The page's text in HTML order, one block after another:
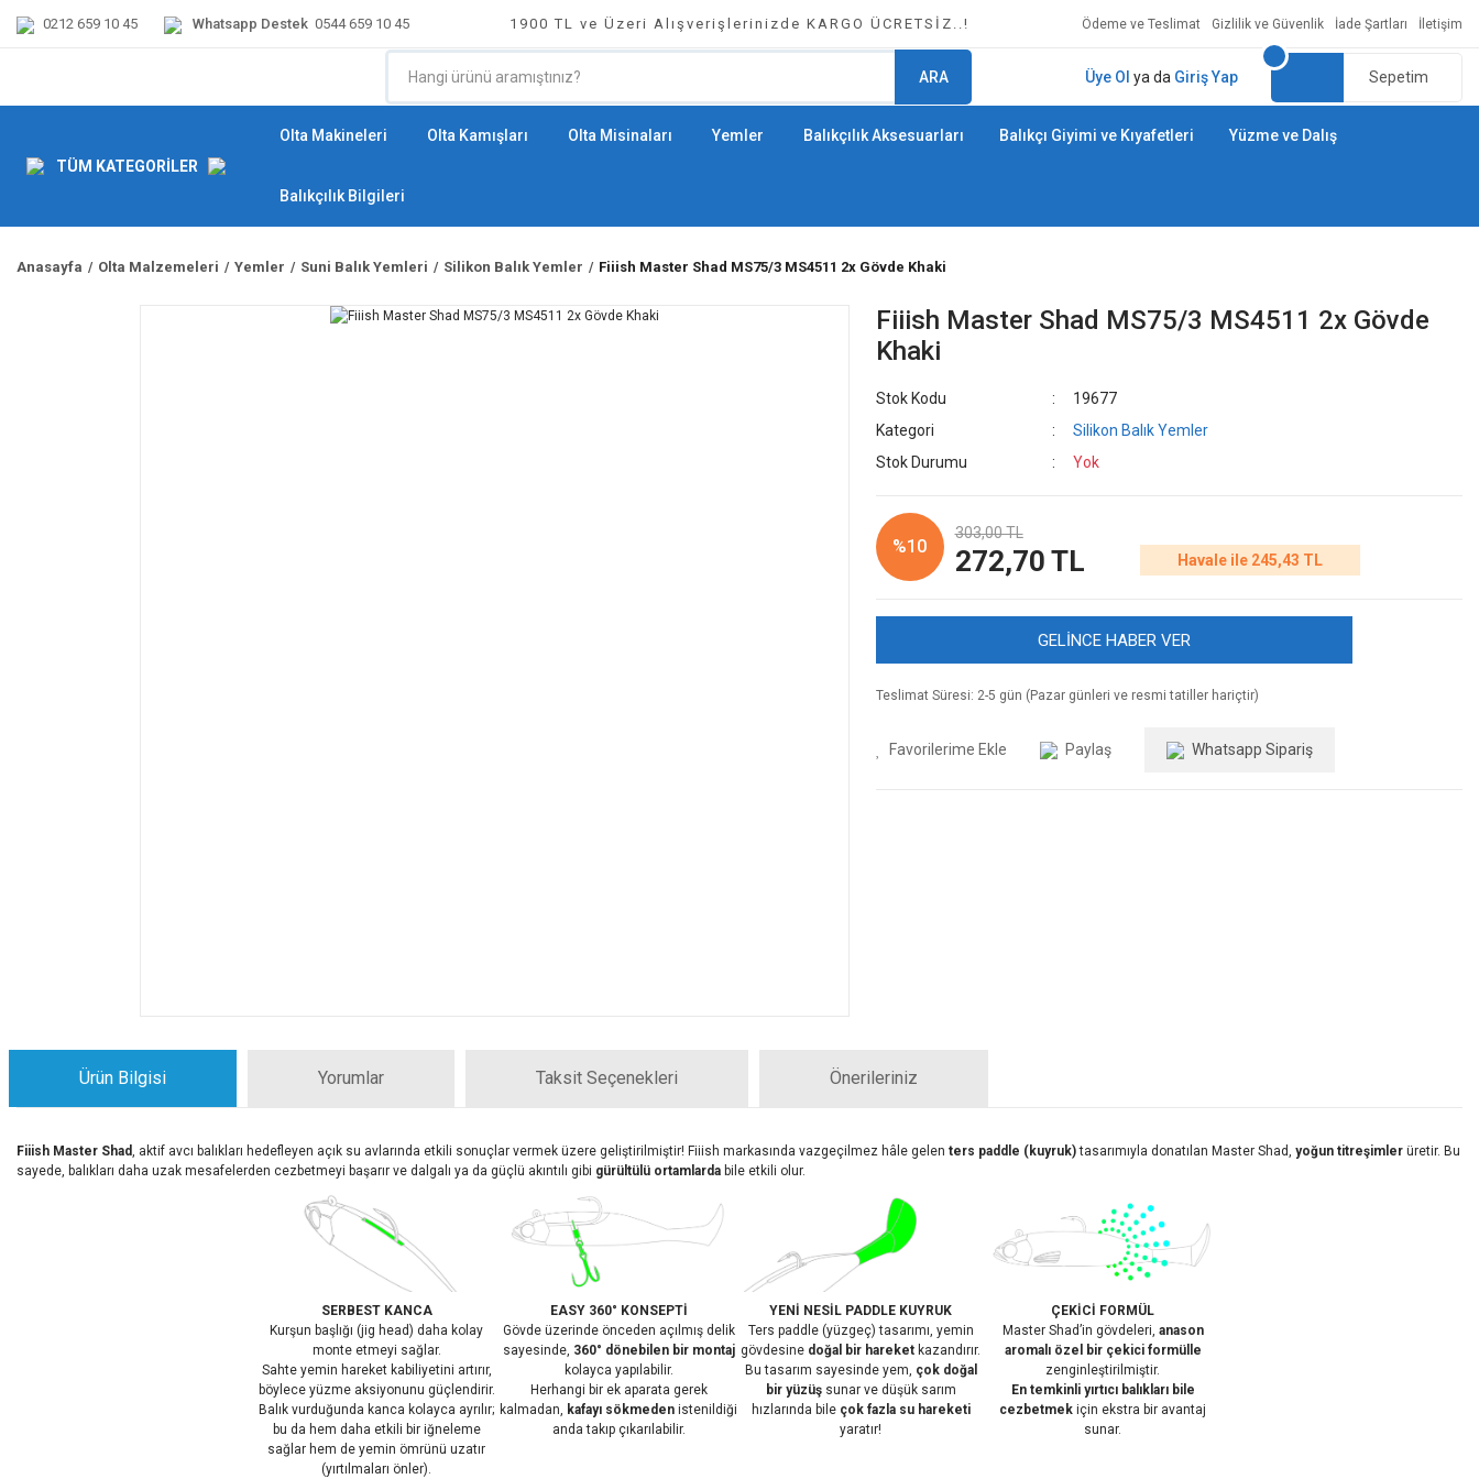
0212 659 10 45 Whatsapp Destek 0544 659 10 45 1900 TL ve Üzeri Alışverişlerinizde KARGO ÜCRETSİZ..! Ödeme ve Teslimat Gizlilik ve Güvenlik İade Şartları İletişim
ARA Üye Ol ya da Giriş Yap Sepetim
TÜM KATEGORİLER
Olta Makineleri Olta Kamışları Olta Misinaları Yemler Balıkçılık Aksesuarları Balıkçı Giyimi ve Kıyafetleri Yüzme ve Dalış
Balıkçılık Bilgileri
Anasayfa Olta Malzemeleri Yemler Suni Balık Yemleri Silikon Balık Yemler Fiiish Master Shad MS75/3 MS4511 2x Gövde Khaki
Fiiish Master Shad MS75/3 MS4511 2x Gövde
Khaki
Stok Kodu
19677
Kategori
Silikon Balık Yemler
Stok Durumu
Yok
%10
303,00 TL
272,70 TL Havale ile 245,43 TL
GELİNCE HABER VER
Teslimat Süresi: 2-5 gün (Pazar günleri ve resmi tatiller hariçtir)
Paylaş Whatsapp Sipariş
Ürün Bilgisi Yorumlar Taksit Seçenekleri Önerileriniz
Fiiish Master Shad, aktif avcı balıkları hedefleyen açık su avlarında etkili sonuçlar vermek üzere geliştirilmiştir! Fiiish markasında vazgeçilmez hâle gelen ters paddle (kuyruk)tasarımıyla donatılan Master Shad, yoğun titreşimler üretir. Bu
sayede, balıkları daha uzak mesafelerden cezbetmeyi başarır ve dalgalı ya da güçlü akıntılı gibi gürültülü ortamlarda bile etkili olur.
SERBEST KANCA
Kurşun başlığı (jig head) daha kolay
monte etmeyi sağlar.
Sahte yemin hareket kabiliyetini artırır,
böylece yüzme aksiyonunu güçlendirir.
Balık vurduğunda kanca kolayca ayrılır;
bu da hem daha etkili bir iğneleme
sağlar hem de yemin ömrünü uzatır
(yırtılmaları önler).
EASY 360° KONSEPTİ
Gövde üzerinde önceden açılmış delik
sayesinde, 360° dönebilen bir montaj
kolayca yapılabilir.
Herhangi bir ek aparata gerek
kalmadan, kafayı sökmeden istenildiği
anda takıp çıkarılabilir.
YENİ NESİL PADDLE KUYRUK
Ters paddle (yüzgeç) tasarımı, yemin
gövdesine doğal bir hareket kazandırır.
Bu tasarım sayesinde yem, çok doğal
bir yüzüşsunar ve düşük sarım
hızlarında bile çok fazla su hareketi
yaratır!
ÇEKİCİ FORMÜL
Master Shad’in gövdeleri, anason
aromalı özel bir çekici formülle
zenginleştirilmiştir.
En temkinli yırtıcı balıkları bile
cezbetmek için ekstra bir avantaj
sunar.